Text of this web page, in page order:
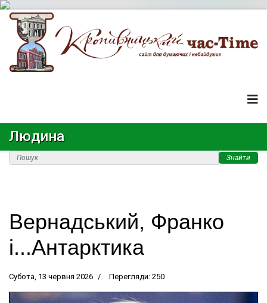
Людина
Знайти
Вернадський, Франко
і...Антарктика
Субота, 13 червня 2026 Перегляди: 250